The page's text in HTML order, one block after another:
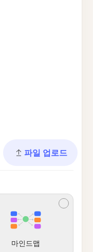
파일 업로드
마인드맵